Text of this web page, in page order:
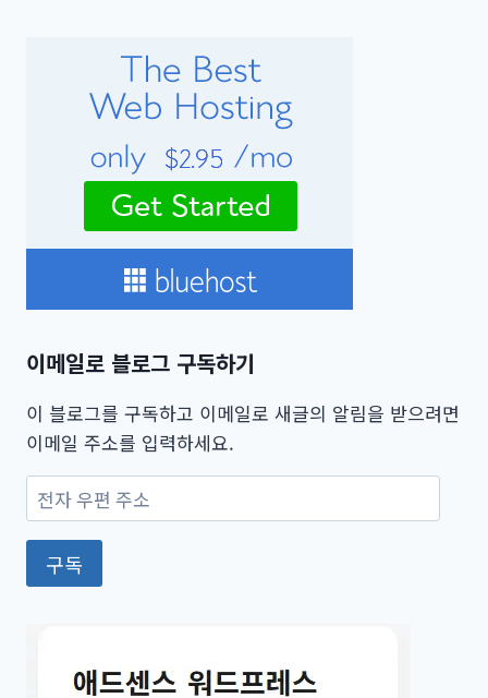
이메일로 블로그 구독하기
이 블로그를 구독하고 이메일로 새글의 알림을 받으려면
이메일 주소를 입력하세요.
전
자
우
구독